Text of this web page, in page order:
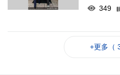
349
+更多（